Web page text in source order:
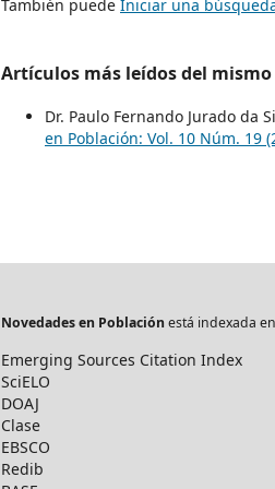
También puede Iniciar una
Artículos más leídos del
Dr. Paulo Fernando Jurado da
en Población: Vol. 10 Núm. 19
Novedades en Poblaciónestá indexada
Emerging Sources Citation Index
SciELO
DOAJ
Clase
EBSCO
Redib